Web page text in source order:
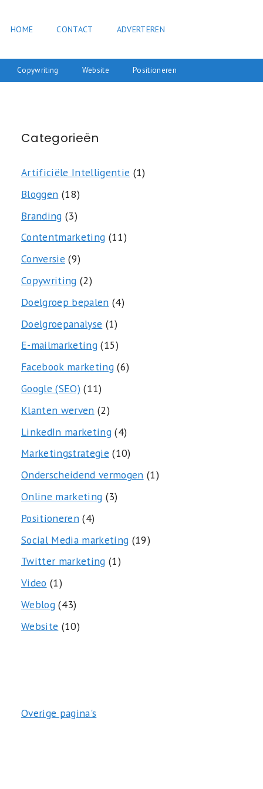
HOME CONTACT ADVERTEREN
Copywriting Website Positioneren
Categorieën
Artificiële Intelligentie (1)
Bloggen (18)
Branding (3)
Contentmarketing (11)
Conversie (9)
Copywriting (2)
Doelgroep bepalen (4)
Doelgroepanalyse (1)
E-mailmarketing(15)
Facebook marketing(6)
Google (SEO)(11)
Klanten werven (2)
LinkedIn marketing(4)
Marketingstrategie (10)
Onderscheidend vermogen (1)
Online marketing (3)
Positioneren(4)
Social Media marketing (19)
Twitter marketing (1)
Video (1)
Weblog(43)
Website (10)
Overige pagina's